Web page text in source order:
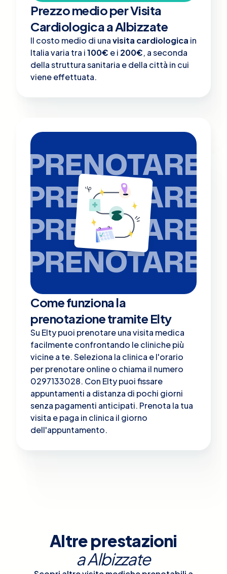
Prezzo medio per Visita
Cardiologica a Albizzate
Il costo medio di unavisita cardiologica in
Italia varia tra i100€ e i 200€, a seconda
della struttura sanitaria e della città in cui
viene effettuata.
PRENOTARE
PRENOTARE
PRENOTARE
PRENOTARE
Come funziona la
prenotazione tramite Elty
Su Elty puoi prenotare una visita medica
facilmente confrontando le cliniche più
vicine a te. Seleziona la clinica e l'orario
per prenotare online o chiama il numero
0297133028. Con Elty puoi fissare
appuntamenti a distanza di pochi giorni
senza pagamenti anticipati. Prenota la tua
visita e paga in clinica il giorno
dell'appuntamento.
Altre prestazioni
aAlbizzate